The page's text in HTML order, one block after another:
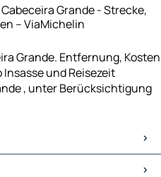
Grande - Strecke,
– ViaMichelin
Grande. Entfernung, Kosten
und Reisezeit
, unter Berücksichtigung